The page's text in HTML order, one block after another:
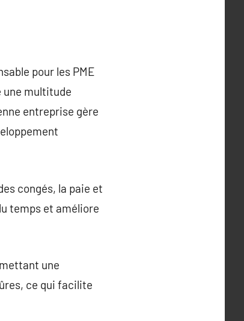
pour les PME
une multitude
entreprise gère
congés, la paie et
temps et améliore
une
ce qui facilite